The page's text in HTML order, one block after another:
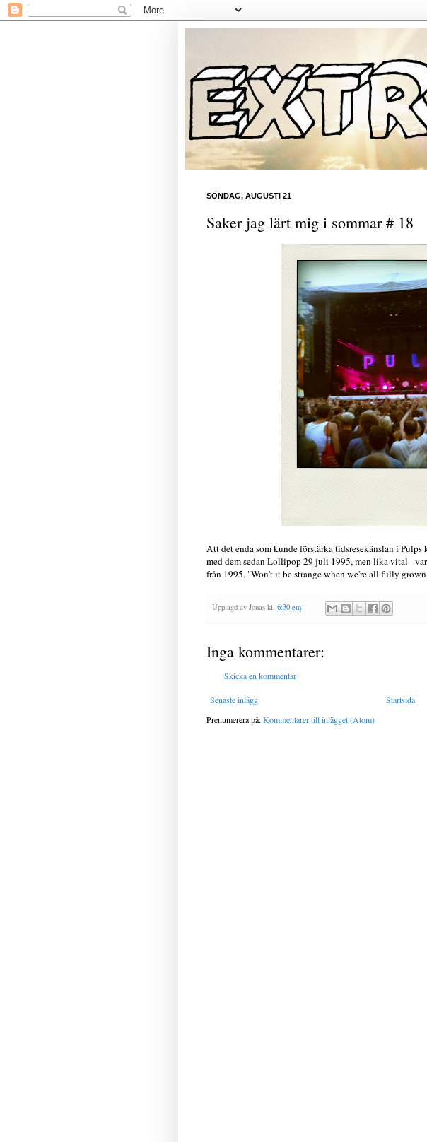
SÖNDAG, AUGUSTI 21
Saker jag lärt mig i sommar # 18
Att det enda som kunde förstärka tidsresekänslan i
med dem sedan Lollipop 29 juli 1995, men lika vital -
från 1995. "Won't it be strange when we're all fully
Upplagd av Jonas kl. 6:30 em
Inga kommentarer:
Skicka en kommentar
Senaste inlägg
Startsida
Prenumerera på:Kommentarer till inlägget (Atom)